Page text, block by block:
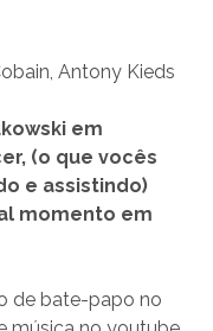
Antony Kieds
em
(o que vocês
e assistindo)
momento em
de bate-papo no